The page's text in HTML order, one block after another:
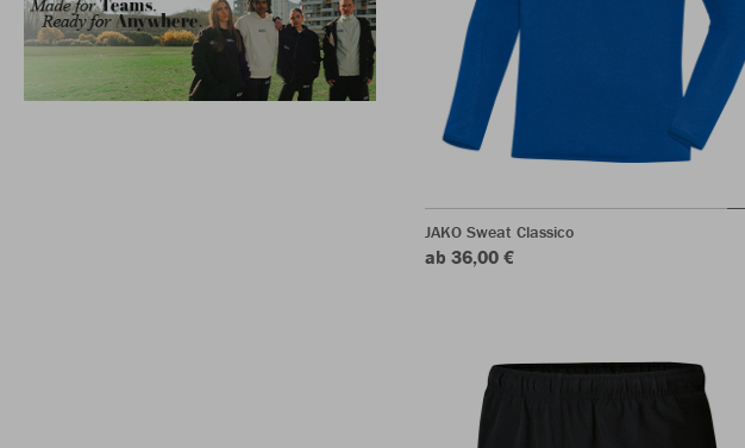
JAKO Sweat Classico
ab 36,00 €